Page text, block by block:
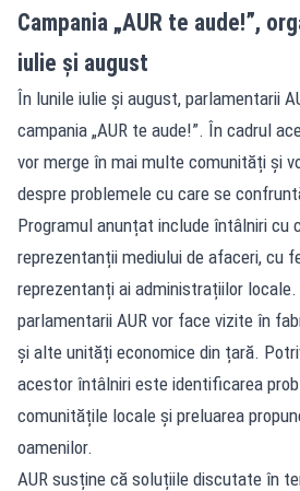
Campania „AUR te aude!”,
iulie și august
În lunile iulie și august, parlamentarii
campania „AUR te aude!”. În cadrul
vor merge în mai multe comunități și
despre problemele cu care se
Programul anunțat include întâlniri cu
reprezentanții mediului de afaceri, cu
reprezentanți ai administrațiilor locale.
parlamentarii AUR vor face vizite în
și alte unități economice din țară.
acestor întâlniri este identificarea
comunitățile locale și preluarea
oamenilor.
AUR susține că soluțiile discutate în